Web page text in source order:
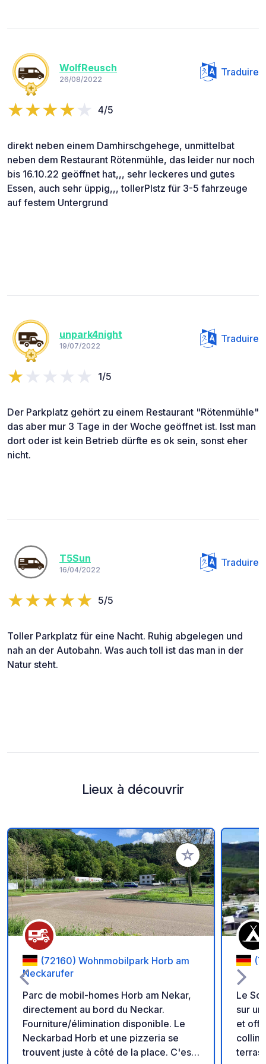
WolfReusch
26/08/2022
Traduire
4/5
direkt neben einem Damhirschgehege, unmittelbat
neben dem Restaurant Rötenmühle, das leider nur noch
bis 16.10.22 geöffnet hat,,, sehr leckeres und gutes
Essen, auch sehr üppig,,, tollerPlstz für 3-5 fahrzeuge
auf festem Untergrund
unpark4night
19/07/2022
Traduire
1/5
Der Parkplatz gehört zu einem Restaurant "Rötenmühle"
das aber mur 3 Tage in der Woche geöffnet ist. Isst man
dort oder ist kein Betrieb dürfte es ok sein, sonst eher
nicht.
T5Sun
16/04/2022
Traduire
5/5
Toller Parkplatz für eine Nacht. Ruhig abgelegen und
nah an der Autobahn. Was auch toll ist das man in der
Natur steht.
Lieux à découvrir
Ajouter à vos
(72160) Wohnmobilpark Horb am
Neckarufer
Parc de mobil-homes Horb am Nekar,
directement au bord du Neckar.
Fourniture/élimination disponible. Le
Neckarbad Horb et une pizzeria se
trouvent juste à côté de la place. C'est
Le
sur
et
collines